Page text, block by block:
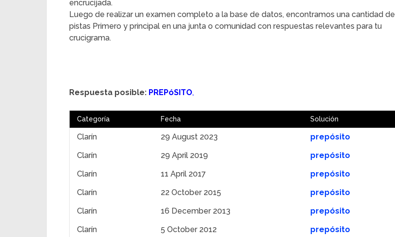
encrucijada.
Luego de realizar un examen completo a la base de datos, encontramos una cantidad de
pistas Primero y principal en una junta o comunidad con respuestas relevantes para tu
crucigrama.
Respuesta posible: PREPóSITO,
Categoría Fecha Solución
Clarín 29 August 2023
prepósito
Clarín
29 April 2019
prepósito
Clarín
11 April 2017
prepósito
Clarín
22 October 2015
prepósito
Clarín
16 December 2013
prepósito
Clarín
5 October 2012
prepósito